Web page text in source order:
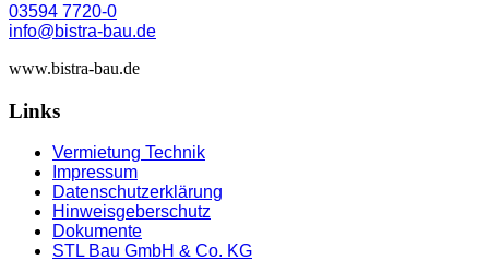
03594 7720-0
info@bistra-bau.de
www.bistra-bau.de
Links
Vermietung Technik
Impressum
Datenschutzerklärung
Hinweisgeberschutz
Dokumente
STL Bau GmbH & Co. KG